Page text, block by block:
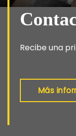
Recibe una
Más